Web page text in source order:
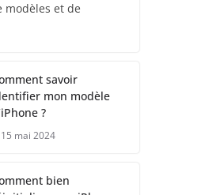
modèles et de
savoir
mon modèle
?
15 mai 2024
bien